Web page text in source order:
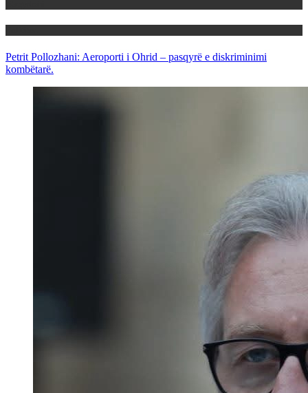
Petrit Pollozhani: Aeroporti i Ohrid – pasqyrë e diskriminimi
kombëtarë.